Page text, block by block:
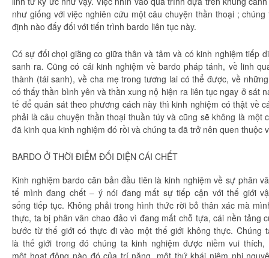
như giống với việc nghiên cứu mộtcâu chuyện thần thoại;chúng
định nào đấy đối với tiến trình bardo liên tục này.
Có sự đối chọi giằng co giữa thân và tâm và cókinh nghiệm tiếp
sanh ra. Cũng có cái kinh nghiệm về bardopháp tánh, về linh
thành (tái sanh), về cha mẹtrong tương lai có thể được, về
có thấy thần bình yên và thần xung nộ hiện ra liên tục ngay ở sát
tế đểquán sáttheophương cách này thìkinh nghiệm có thật về
phải làcâu chuyện thần thoại thuần túyvà cũng sẽ không là một
đã kinh qua kinh nghiệm đó rồi và chúng ta đã trở nên quen thuộc
BARDO Ở THỜI ĐIỂM ĐỐI DIỆN CÁI CHẾT
Kinh nghiệm bardo căn bản đầu tiên làkinh nghiệm về sự phân
tế mình đang chết – ý nói đang mất sự tiếp cận vớithế giới
sốngtiếp tục. Không phải trong hình thức rời bỏ thân xác mà
thực, ta bị phân vânchao đảo vì đang mất chỗ tựa, cái nền tảng
bước từthế giớicó thực đi vào một thế giới không thực.Chúng
là thế giới trong đó chúng ta kinh nghiệm được niềmvui thích,